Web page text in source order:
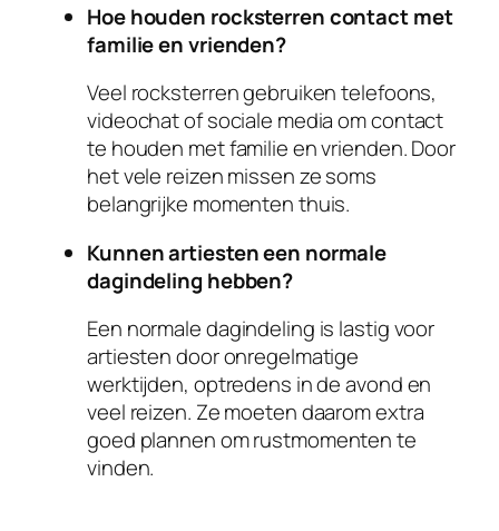
Hoe houden rocksterren contact met
familie en vrienden?
Veel rocksterren gebruiken telefoons,
videochat of sociale media om contact
te houden met familie en vrienden. Door
het vele reizen missen ze soms
belangrijke momenten thuis.
Kunnen artiesten een normale
dagindeling hebben?
Een normale dagindeling is lastig voor
artiesten door onregelmatige
werktijden, optredens in de avond en
veel reizen. Ze moeten daarom extra
goed plannen om rustmomenten te
vinden.